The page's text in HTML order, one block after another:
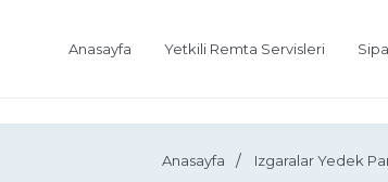
Anasayfa Yetkili Remta Servisleri
Anasayfa Izgaralar Yedek